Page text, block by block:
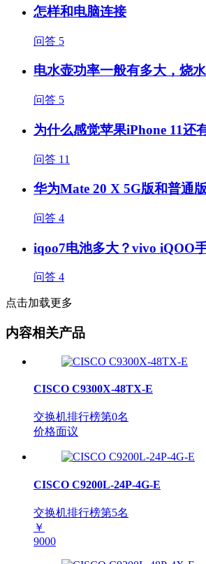
怎样和电脑连接
问答 5
电水壶功率一般有多大，烧
问答 5
为什么感觉苹果iPhone 11还
问答 11
华为Mate 20 X 5G版和普通
问答 4
iqoo7电池多大？vivo iQOO
问答 4
点击加载更多
内容相关产品
CISCO C9300X-48TX-E
交换机排行榜第0名
价格面议
CISCO C9200L-24P-4G-E
交换机排行榜第5名
￥
9000